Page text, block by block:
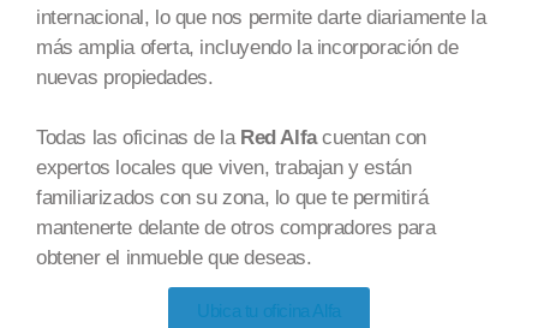
internacional, lo que nos permite darte diariamente la
más amplia oferta, incluyendo la incorporación de
nuevas propiedades.
Todas las oficinas de la Red Alfacuentan con
expertos locales que viven, trabajan y están
familiarizados con su zona, lo que te permitirá
mantenerte delante de otros compradores para
obtener el inmuebleque deseas.
Ubica tu oficina Alfa